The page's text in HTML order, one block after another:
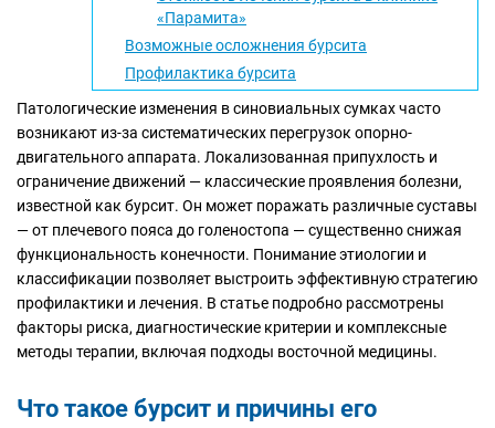
«Парамита»
Возможные осложнения бурсита
Профилактика бурсита
Патологические изменения в синовиальных сумках часто
возникают из-за систематических перегрузок опорно-
двигательного аппарата. Локализованная припухлость и
ограничение движений — классические проявления болезни,
известной как бурсит. Он может поражать различные суставы
— от плечевого пояса до голеностопа — существенно снижая
функциональность конечности. Понимание этиологии и
классификации позволяет выстроить эффективную стратегию
профилактики и лечения. В статье подробно рассмотрены
факторы риска, диагностические критерии и комплексные
методы терапии, включая подходы восточной медицины.
Что такое бурсит и причины его